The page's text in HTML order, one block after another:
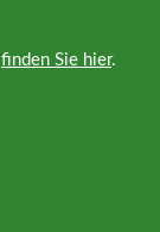
finden Sie hier.